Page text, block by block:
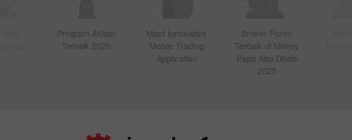
Program Afiliasi
Terbaik 2020
Most Innovative
Mobile Trading
Application
Broker Forex
Terbaik di Money
Expo Abu Dhabi
2025